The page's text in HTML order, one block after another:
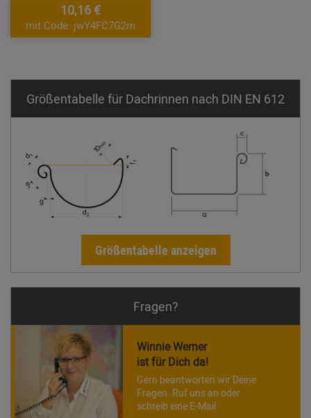
10,16 €
mit Code: jwY4FC7G2m
Größentabelle für Dachrinnen nach DIN EN 612
Größentabelle anzeigen
Fragen?
Winnie Werner
ist für Dich da!
Gern beantworten wir Deine
Fragen. Ruf uns an oder
schreib eine E-Mail.